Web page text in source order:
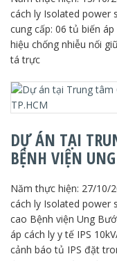
cách ly Isolated power
cung cấp: 06 tủ biến
hiệu chống nhiễu nối
tá trực
DỰ ÁN TẠI
BỆNH VIỆN
Năm thực hiện: 27/10/
cách ly Isolated power
cao Bệnh viện Ung
áp cách ly y tế IPS
cảnh báo tủ IPS đặt